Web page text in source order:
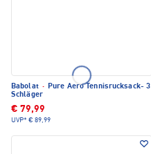
Babolat · Pure Aero Tennisrucksack- 3
Schläger
€ 79,99
UVP* € 89,99